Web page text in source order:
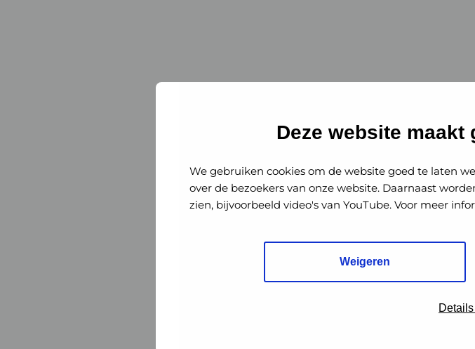
Deze website
We gebruiken cookies om de website goed te laten
over de bezoekers van onze website. Daarnaast
zien, bijvoorbeeld video's van YouTube. Voor meer
Weigeren
Dennis Christmas